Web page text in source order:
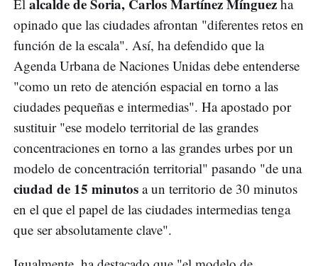
El
ha
opinado que las ciudades afrontan "diferentes retos en
función de la escala". Así, ha defendido que la
Agenda Urbana de Naciones Unidas debe entenderse
"como un reto de atención espacial en torno a las
ciudades pequeñas e intermedias". Ha apostado por
sustituir "ese modelo territorial de las grandes
concentraciones en torno a las grandes urbes por un
modelo de concentración territorial" pasando "de una
ciudad de 15 minutos a un territorio de 30 minutos
en el que el papel de las ciudades intermedias tenga
que ser absolutamente clave".